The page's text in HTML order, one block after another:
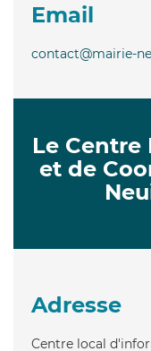
Email
contact@mairie-
Le Centre
et de
Adresse
Centre local